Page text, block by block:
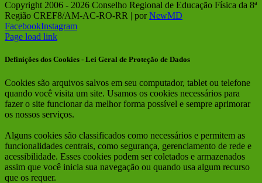
Copyright 2006 - 2026 Conselho Regional de Educação Física da 8ª
Região CREF8/AM-AC-RO-RR | porNewMD
FacebookInstagram
Page load link
Definições dos Cookies - Lei Geral de Proteção de Dados
Cookies são arquivos salvos em seu computador, tablet ou telefone
quando você visita um site. Usamos os cookies necessários para
fazer o site funcionar da melhor forma possível e sempre aprimorar
os nossos serviços.
Alguns cookies são classificados como necessários e permitem as
funcionalidades centrais, como segurança, gerenciamento de rede e
acessibilidade. Esses cookies podem ser coletados e armazenados
assim que você inicia sua navegação ou quando usa algum recurso
que os requer.